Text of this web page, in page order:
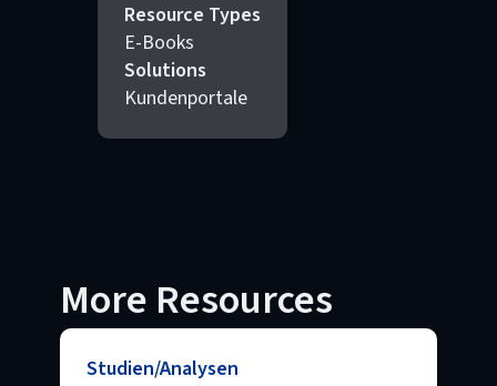
Resource Types
E-Books
Solutions
Kundenportale
More Resources
Studien/Analysen